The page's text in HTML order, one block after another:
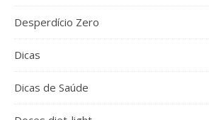
Desperdício Zero
Dicas
Dicas de Saúde